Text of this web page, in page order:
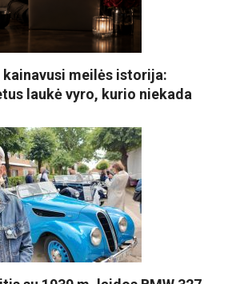
kainavusi meilės istorija:
laukė vyro, kurio niekada